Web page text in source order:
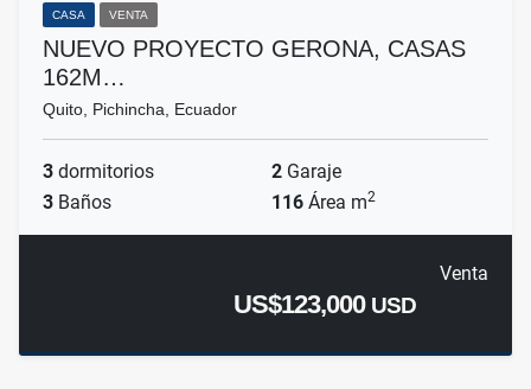
CASA VENTA
NUEVO PROYECTO GERONA, CASAS
162M…
Quito, Pichincha, Ecuador
3 dormitorios 2 Garaje
3 Baños 116 Área m2
Venta
US$123,000 USD